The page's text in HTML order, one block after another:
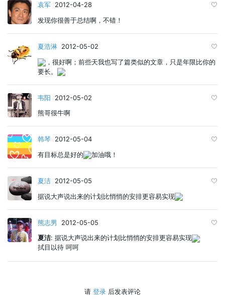
袁军 2012-04-28
发现你很善于总结啊，不错！
夏浩淋 2012-05-02
，很好啊；前些天我也写了篇类似的文章，只是年限比你的
要长。
韦阳 2012-05-02
熊哥很牛啊
韩琴 2012-05-04
有目标总是好的
加油哦！
夏洁 2012-05-05
据说大声说出来的计划比悄悄的安排更容易实现
熊志男
2012-05-05
夏洁: 据说大声说出来的计划比悄悄的安排更容易实现
拭目以待 呵呵
请 登录 后发表评论